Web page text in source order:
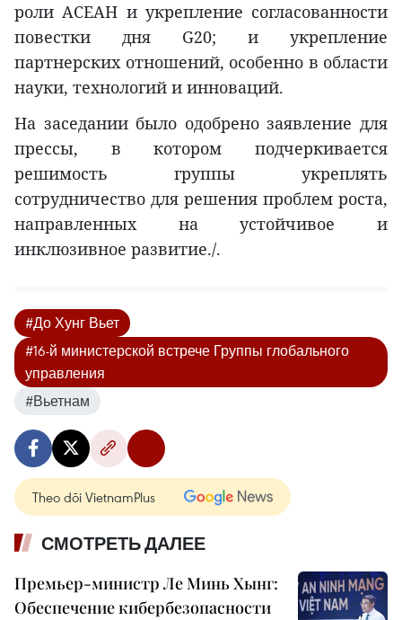
роли АСЕАН и укрепление согласованности
повестки дня G20; и укрепление
партнерских отношений, особенно в области
науки, технологий и инноваций.
На заседании было одобрено заявление для
прессы, в котором подчеркивается
решимость группы укреплять
сотрудничество для решения проблем роста,
направленных на устойчивое и
инклюзивное развитие./.
#До Хунг Вьет
#16-й министерской встрече Группы глобального
управления
#Вьетнам
Theo dõi VietnamPlus
СМОТРЕТЬ ДАЛЕЕ
Премьер-министр Ле Минь Хынг:
Обеспечение кибербезопасности